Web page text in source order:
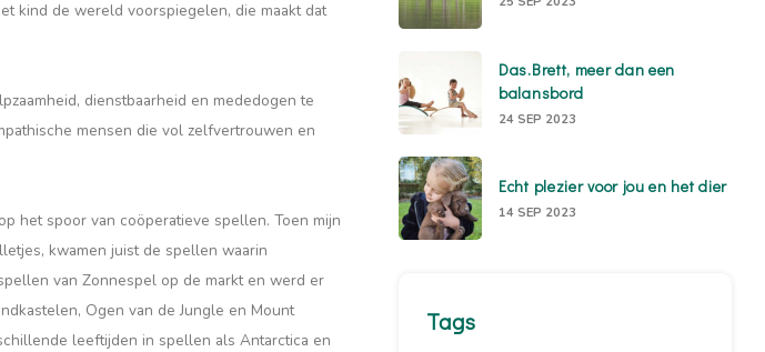
kind de wereld voorspiegelen, die maakt dat
dienstbaarheid en mededogen te
mensen die vol zelfvertrouwen en
het spoor van coöperatieve spellen. Toen mijn
kwamen juist de spellen waarin
van Zonnespel op de markt en werd er
Ogen van de Jungle en Mount
leeftijden in spellen als Antarctica en
Das.Brett, meer dan een
balansbord
24 SEP 2023
Echt plezier voor jou en het dier
14 SEP 2023
Tags